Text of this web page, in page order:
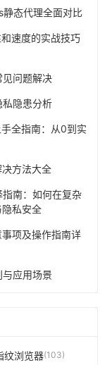
态代理全面对比
速度的实战技巧
问题解决
隐患分析
全指南：从0到实
方法大全
南：如何在复杂
私安全
项及操作指南详
应用场景
纹浏览器(103)